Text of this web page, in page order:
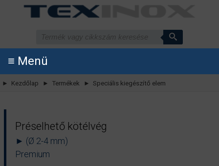
≡ Menü
► Kezdőlap ► Termékek ► Speciális kiegészítő elem
Préselhető kötélvég
► (Ø 2-4 mm)
Premium